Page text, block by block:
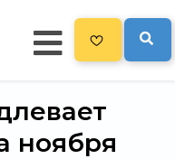
ноября